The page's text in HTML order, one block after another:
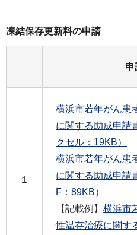
凍結保存更新料の申請
申
１
横浜市若年がん患
に関する助成申請
クセル：19KB）
横浜市若年がん患
に関する助成申請
F：89KB）
【記載例】 横浜市
性温存治療に関す